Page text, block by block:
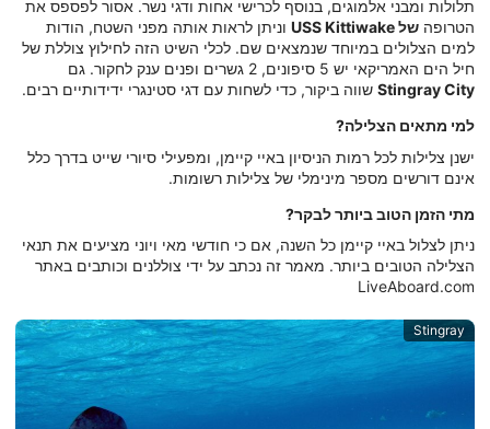
תלולות ומבני אלמוגים, בנוסף לכרישי אחות ודגי נשר. אסור לפספס את
הטרופה של USS Kittiwake
וניתן לראות אותה מפני השטח, הודות
למים הצלולים במיוחד שנמצאים שם. לכלי השיט הזה לחילוץ צוללת של
חיל הים האמריקאי יש 5 סיפונים, 2 גשרים ופנים ענק לחקור. גם
Stingray City שווה ביקור, כדי לשחות עם דגי סטינגרי ידידותיים רבים.
למי מתאים הצלילה?
ישנן צלילות לכל רמות הניסיון באיי קיימן, ומפעילי סיורי שייט בדרך כלל
אינם דורשים מספר מינימלי של צלילות רשומות.
מתי הזמן הטוב ביותר לבקר?
ניתן לצלול באיי קיימן כל השנה, אם כי חודשי מאי ויוני מציעים את תנאי
הצלילה הטובים ביותר. מאמר זה נכתב על ידי צוללנים וכותבים באתר
LiveAboard.com
Stingray